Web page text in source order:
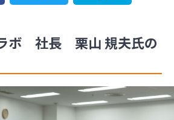
ボ 社長 栗山 規夫氏の